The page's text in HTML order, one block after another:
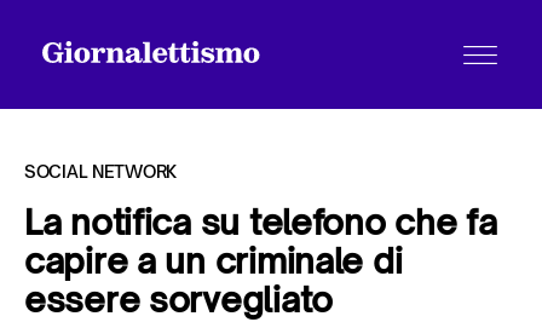
Tutti gli articoli
SOCIAL NETWORK
La notifica su telefono che fa
capire a un criminale di
essere sorvegliato